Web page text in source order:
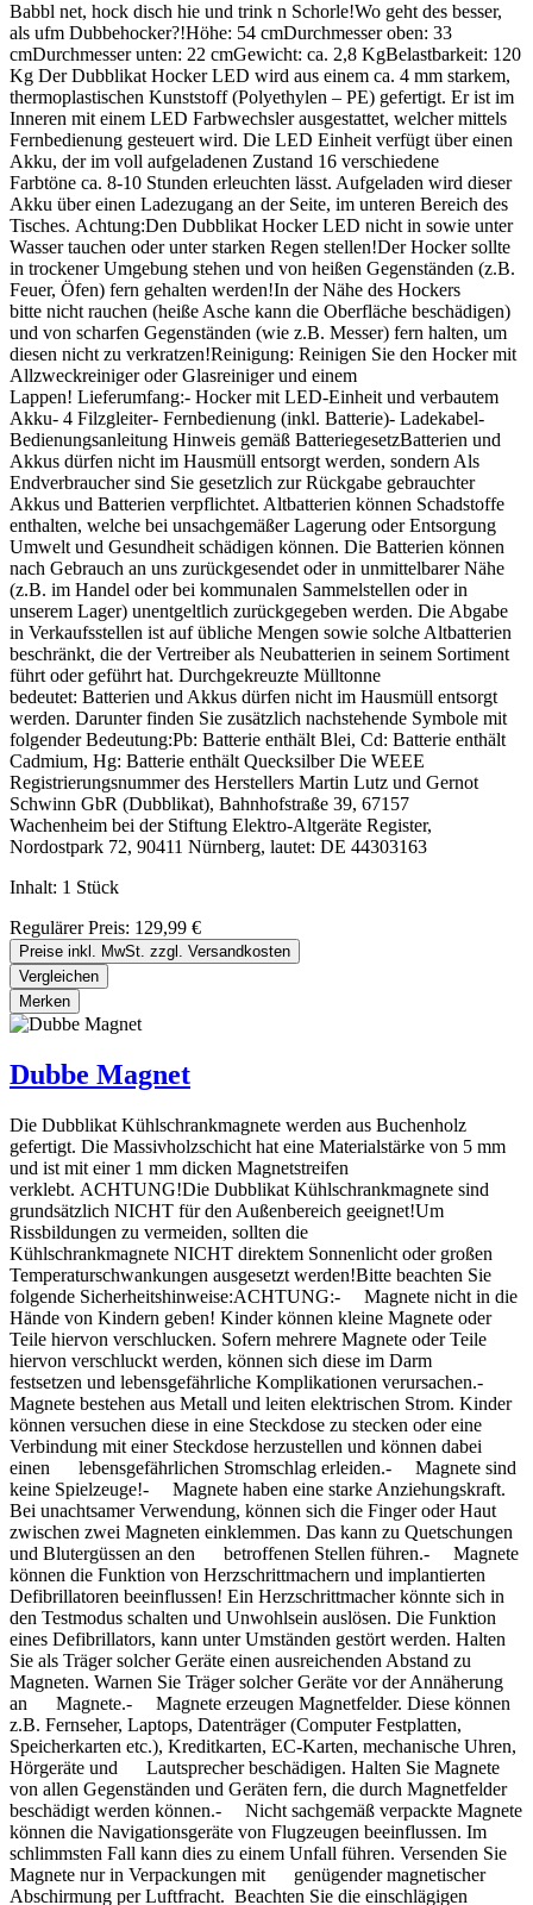
Babbl net, hock disch hie und trink n Schorle!Wo geht des besser,
als ufm Dubbehocker?!Höhe: 54 cmDurchmesser oben: 33
cmDurchmesser unten: 22 cmGewicht: ca. 2,8 KgBelastbarkeit: 120
Kg Der Dubblikat Hocker LED wird aus einem ca. 4 mm starkem,
thermoplastischen Kunststoff (Polyethylen – PE) gefertigt. Er ist im
Inneren mit einem LED Farbwechsler ausgestattet, welcher mittels
Fernbedienung gesteuert wird. Die LED Einheit verfügt über einen
Akku, der im voll aufgeladenen Zustand 16 verschiedene
Farbtöne ca. 8-10 Stunden erleuchten lässt. Aufgeladen wird dieser
Akku über einen Ladezugang an der Seite, im unteren Bereich des
Tisches. Achtung:Den Dubblikat Hocker LED nicht in sowie unter
Wasser tauchen oder unter starken Regen stellen!Der Hocker sollte
in trockener Umgebung stehen und von heißen Gegenständen (z.B.
Feuer, Öfen) fern gehalten werden!In der Nähe des Hockers
bitte nicht rauchen (heiße Asche kann die Oberfläche beschädigen)
und von scharfen Gegenständen (wie z.B. Messer) fern halten, um
diesen nicht zu verkratzen!Reinigung: Reinigen Sie den Hocker mit
Allzweckreiniger oder Glasreiniger und einem
Lappen! Lieferumfang:- Hocker mit LED-Einheit und verbautem
Akku- 4 Filzgleiter- Fernbedienung (inkl. Batterie)- Ladekabel-
Bedienungsanleitung Hinweis gemäß BatteriegesetzBatterien und
Akkus dürfen nicht im Hausmüll entsorgt werden, sondern Als
Endverbraucher sind Sie gesetzlich zur Rückgabe gebrauchter
Akkus und Batterien verpflichtet. Altbatterien können Schadstoffe
enthalten, welche bei unsachgemäßer Lagerung oder Entsorgung
Umwelt und Gesundheit schädigen können. Die Batterien können
nach Gebrauch an uns zurückgesendet oder in unmittelbarer Nähe
(z.B. im Handel oder bei kommunalen Sammelstellen oder in
unserem Lager) unentgeltlich zurückgegeben werden. Die Abgabe
in Verkaufsstellen ist auf übliche Mengen sowie solche Altbatterien
beschränkt, die der Vertreiber als Neubatterien in seinem Sortiment
führt oder geführt hat. Durchgekreuzte Mülltonne
bedeutet: Batterien und Akkus dürfen nicht im Hausmüll entsorgt
werden. Darunter finden Sie zusätzlich nachstehende Symbole mit
folgender Bedeutung:Pb: Batterie enthält Blei, Cd: Batterie enthält
Cadmium, Hg: Batterie enthält Quecksilber Die WEEE
Registrierungsnummer des Herstellers Martin Lutz und Gernot
Schwinn GbR (Dubblikat), Bahnhofstraße 39, 67157
Wachenheim bei der Stiftung Elektro-Altgeräte Register,
Nordostpark 72, 90411 Nürnberg, lautet: DE 44303163
Inhalt: 1 Stück
Regulärer Preis: 129,99 €
Preise inkl. MwSt. zzgl. Versandkosten
Vergleichen
Merken
Dubbe Magnet
Die Dubblikat Kühlschrankmagnete werden aus Buchenholz
gefertigt. Die Massivholzschicht hat eine Materialstärke von 5 mm
und ist mit einer 1 mm dicken Magnetstreifen
verklebt. ACHTUNG!Die Dubblikat Kühlschrankmagnete sind
grundsätzlich NICHT für den Außenbereich geeignet!Um
Rissbildungen zu vermeiden, sollten die
Kühlschrankmagnete NICHT direktem Sonnenlicht oder großen
Temperaturschwankungen ausgesetzt werden!Bitte beachten Sie
folgende Sicherheitshinweise:ACHTUNG:- Magnete nicht in die
Hände von Kindern geben! Kinder können kleine Magnete oder
Teile hiervon verschlucken. Sofern mehrere Magnete oder Teile
hiervon verschluckt werden, können sich diese im Darm
festsetzen und lebensgefährliche Komplikationen verursachen.-
Magnete bestehen aus Metall und leiten elektrischen Strom. Kinder
können versuchen diese in eine Steckdose zu stecken oder eine
Verbindung mit einer Steckdose herzustellen und können dabei
einen lebensgefährlichen Stromschlag erleiden.- Magnete sind
keine Spielzeuge!- Magnete haben eine starke Anziehungskraft.
Bei unachtsamer Verwendung, können sich die Finger oder Haut
zwischen zwei Magneten einklemmen. Das kann zu Quetschungen
und Blutergüssen an den betroffenen Stellen führen.- Magnete
können die Funktion von Herzschrittmachern und implantierten
Defibrillatoren beeinflussen! Ein Herzschrittmacher könnte sich in
den Testmodus schalten und Unwohlsein auslösen. Die Funktion
eines Defibrillators, kann unter Umständen gestört werden. Halten
Sie als Träger solcher Geräte einen ausreichenden Abstand zu
Magneten. Warnen Sie Träger solcher Geräte vor der Annäherung
an Magnete.- Magnete erzeugen Magnetfelder. Diese können
z.B. Fernseher, Laptops, Datenträger (Computer Festplatten,
Speicherkarten etc.), Kreditkarten, EC-Karten, mechanische Uhren,
Hörgeräte und Lautsprecher beschädigen. Halten Sie Magnete
von allen Gegenständen und Geräten fern, die durch Magnetfelder
beschädigt werden können.- Nicht sachgemäß verpackte Magnete
können die Navigationsgeräte von Flugzeugen beeinflussen. Im
schlimmsten Fall kann dies zu einem Unfall führen. Versenden Sie
Magnete nur in Verpackungen mit genügender magnetischer
Abschirmung per Luftfracht. Beachten Sie die einschlägigen